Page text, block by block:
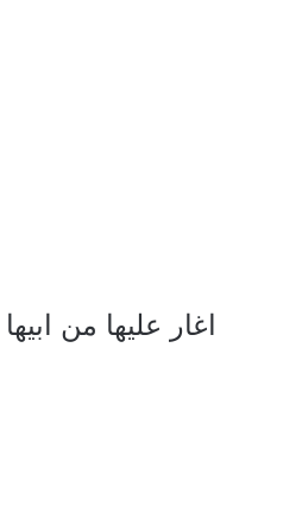
اغار عليها من